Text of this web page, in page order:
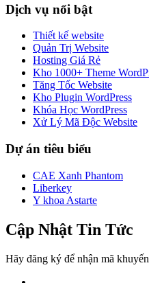
Dịch vụ nổi bật
Thiết kế website
Quản Trị Website
Hosting Giá Rẻ
Kho 1000+ Theme
Tăng Tốc Website
Kho Plugin WordPress
Khóa Học WordPress
Xử Lý Mã Độc Website
Dự án tiêu biểu
CAE Xanh Phantom
Liberkey
Y khoa Astarte
Cập Nhật Tin Tức
Hãy đăng ký để nhận mã